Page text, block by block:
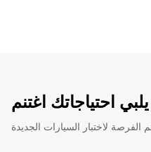
احتياجاتك اغتنم
الفرصة لاختبار السيارات الجديدة